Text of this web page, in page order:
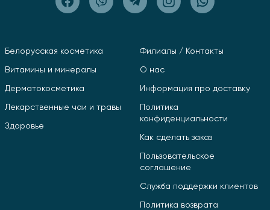
Белорусская косметика
Витамины и минералы
Дерматокосметика
Лекарственные чаи и травы
Здоровье
Филиалы / Контакты
О нас
Информация про доставку
Политика
конфиденциальности
Как сделать заказ
Пользовательское
соглашение
Служба поддержки клиентов
Политика возврата